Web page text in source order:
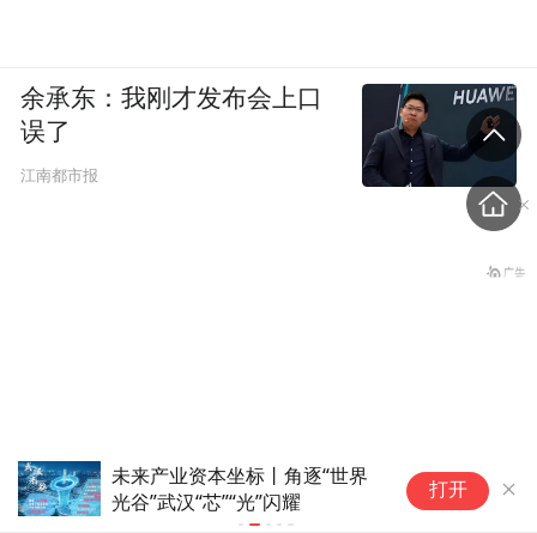
未来产业资本坐标丨角逐“世界
光谷”武汉“芯”“光”闪耀
打开
余承东：我刚才发布会上口
误了
江南都市报
“私自评大师的机构”，也被